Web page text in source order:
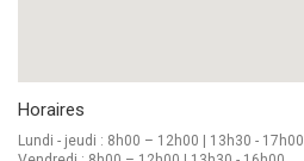
Horaires
Lundi - jeudi : 8h00 – 12h00 | 13h30 - 17h00